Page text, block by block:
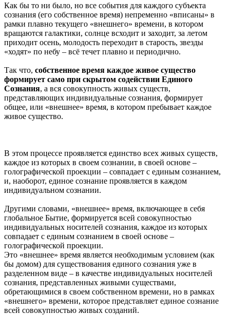
Как бы то ни было, но все события для каждого субъекта
сознания (его собственное время) непременно «вписаны» в
рамки плавно текущего «внешнего» времени, в котором
вращаются галактики, солнце всходит и заходит, за летом
приходит осень, молодость переходит в старость, звезды
«ходят» по небу – всё течет плавно и периодично.
Так что, собственное время каждое живое существо
формирует само при скрытом содействии Единого
Сознания, а вся совокупность живых существ,
представляющих индивидуальные сознания, формирует
общее, или «внешнее» время, в котором пребывает каждое
живое существо.
В этом процессе проявляется единство всех живых существ,
каждое из которых в своем сознании, в своей основе –
голографической проекции – совпадает с единым сознанием,
и, наоборот, единое сознание проявляется в каждом
индивидуальном сознании.
Другими словами, «внешнее» время, включающее в себя
глобальное Бытие, формируется всей совокупностью
индивидуальных носителей сознания, каждое из которых
совпадает с единым сознанием в своей основе –
голографической проекции.
Это «внешнее» время является необходимым условием (как
бы домом) для существования единого сознания уже в
разделенном виде – в качестве индивидуальных носителей
сознания, представленных живыми существами,
обретающимися в своем собственном времени, но в рамках
«внешнего» времени, которое представляет единое сознание
всей совокупностью живых созданий.